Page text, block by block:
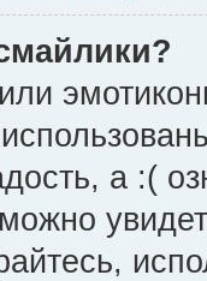
а :(